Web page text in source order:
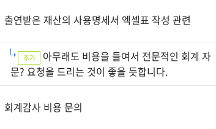
출연받은 재산의 사용명세서 엑셀표 작성 관련
추가
아무래도 비용을 들여서 전문적인 회계 자
문? 요청을 드리는 것이 좋을 듯합니다.
회계감사 비용 문의